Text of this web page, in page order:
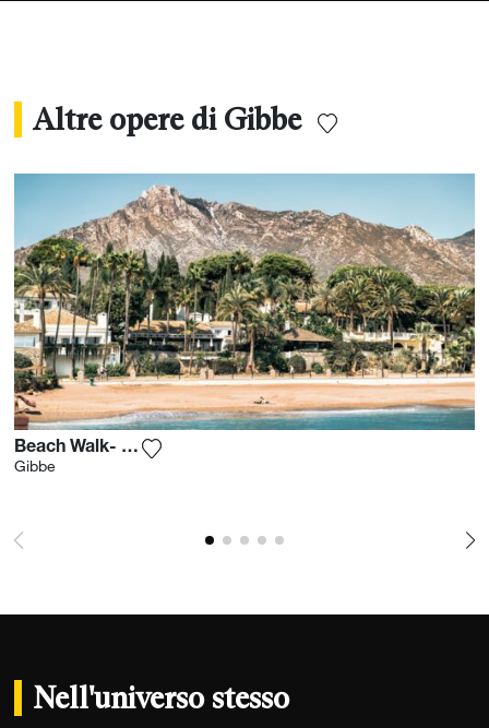
Altre opere di Gibbe
Beach Walk- Marbella
Gibbe
Nell'universo stesso